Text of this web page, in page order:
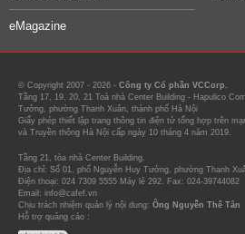
eMagazine
© Copyright 2007 - 2026 - Công ty Cổ phần VCCorp.
Tầng 17, 19, 20, 21 Toà nhà Center Building - Hapulico
Tưởng, phường Thanh Xuân, thành phố Hà Nội
Giấy phép thiết lập trang thông tin điện tử tổng hợp trên
và Truyền thông Hà Nội cấp ngày 10 tháng 4 năm 2019.
Tầng 21, tòa nhà Center Building.
Địa chỉ: Số 01, phố Nguyễn Huy Tưởng, phường Thanh
Điện thoại: 024 7309 5555 Máy lẻ 292. Fax: 024-39744082
Email: info@cafef.vn
Chịu trách nhiệm quản lý nội dung: Ông Nguyễn Thế Tân
Hỗ trợ quảng cáo :